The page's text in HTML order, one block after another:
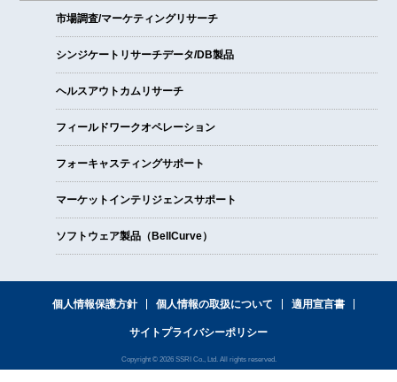
市場調査/マーケティングリサーチ
シンジケートリサーチデータ/DB製品
ヘルスアウトカムリサーチ
フィールドワークオペレーション
フォーキャスティングサポート
マーケットインテリジェンスサポート
ソフトウェア製品（BellCurve）
個人情報保護方針 個人情報の取扱について 適用宣言書
サイトプライバシーポリシー
Copyright © 2026 SSRI Co., Ltd. All rights reserved.